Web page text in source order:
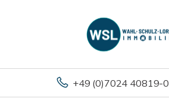
+49 (0)7024 40819-0